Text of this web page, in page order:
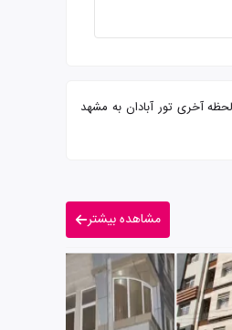
متنوع لحظه آخری تور آبادان به مشهد
مشاهده بیشتر